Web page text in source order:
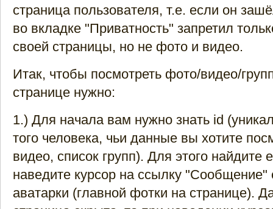
страница пользователя, т.е. если он
во вкладке "Приватность" запретил
своей страницы, но не фото и видео.
Итак, чтобы посмотреть фото/видео/
странице нужно:
1.) Для начала вам нужно знать id
того человека, чьи данные вы хотите
видео, список групп). Для этого найдите
наведите курсор на ссылку "Сообщение"
аватарки (главной фотки на странице).